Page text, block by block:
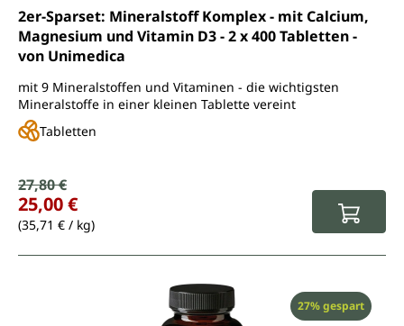
Durchschnittliche Bewertung von 4.5 von 5 Sternen
2er-Sparset: Mineralstoff Komplex - mit Calcium,
Magnesium und Vitamin D3 - 2 x 400 Tabletten -
von Unimedica
mit 9 Mineralstoffen und Vitaminen - die wichtigsten
Mineralstoffe in einer kleinen Tablette vereint
Tabletten
Verkaufspreis:
Regulärer Preis:
27,80 €
25,00 €
(35,71 € / kg)
Rabatt
27% gespart